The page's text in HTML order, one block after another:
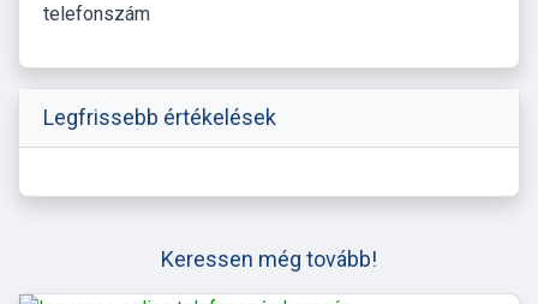
telefonszám
Legfrissebb értékelések
Keressen még tovább!